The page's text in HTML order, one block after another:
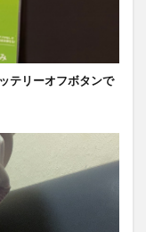
テリーオフボタンで